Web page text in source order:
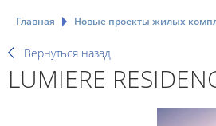
Главная Новые проекты жилых
Вернуться назад
LUMIERE